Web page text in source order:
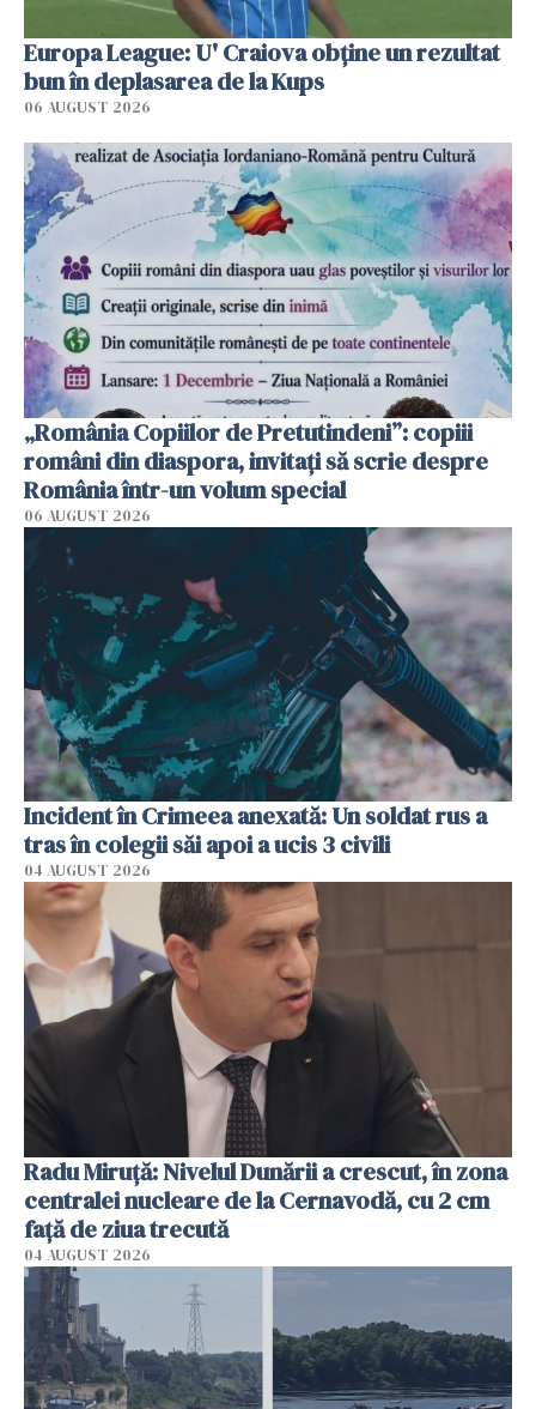
Europa League: U' Craiova obține un rezultat
bun în deplasarea de la Kups
06 AUGUST 2026
„România Copiilor de Pretutindeni”: copiii
români din diaspora, invitați să scrie despre
România într-un volum special
06 AUGUST 2026
Incident în Crimeea anexată: Un soldat rus a
tras în colegii săi apoi a ucis 3 civili
04 AUGUST 2026
Radu Miruţă: Nivelul Dunării a crescut, în zona
centralei nucleare de la Cernavodă, cu 2 cm
faţă de ziua trecută
04 AUGUST 2026